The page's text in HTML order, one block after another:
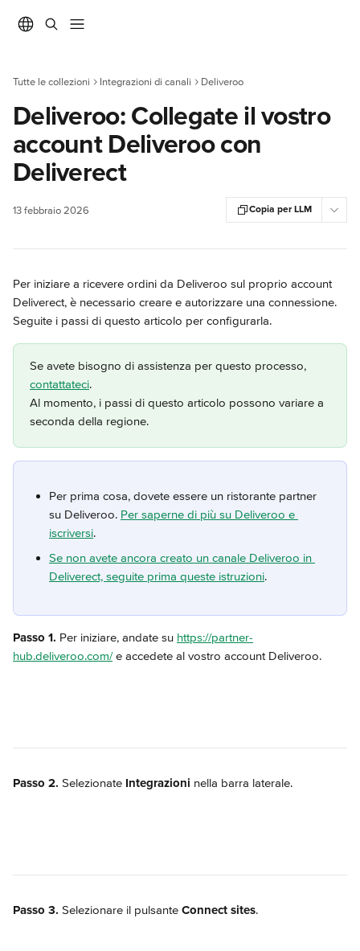
Tutte le collezioni Integrazioni di canali Deliveroo
Deliveroo: Collegate il vostro
account Deliveroo con
Deliverect
13 febbraio 2026 Copia per LLM
Per iniziare a ricevere ordini da Deliveroo sul proprio account
Deliverect, è necessario creare e autorizzare una connessione.
Seguite i passi di questo articolo per configurarla.
Se avete bisogno di assistenza per questo processo,
contattateci.
Al momento, i passi di questo articolo possono variare a
seconda della regione.
Per prima cosa, dovete essere un ristorante partner
su Deliveroo. Per saperne di più su Deliveroo e
iscriversi.
Se non avete ancora creato un canale Deliveroo in
Deliverect, seguite prima queste istruzioni.
Passo 1. Per iniziare, andate su https://partner-
hub.deliveroo.com/ e accedete al vostro account Deliveroo.
Passo 2. Selezionate Integrazioni nella barra laterale.
Passo 3. Selezionare il pulsante Connect sites.